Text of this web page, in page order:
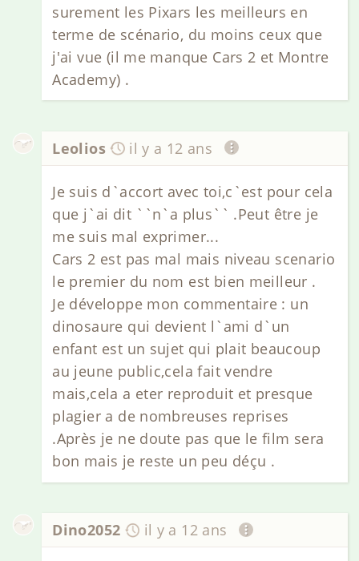
surement les Pixars les meilleurs en
terme de scénario, du moins ceux que
j'ai vue (il me manque Cars 2 et Montre
Academy) .
Leolios il y a 12 ans
Je suis d`accort avec toi,c`est pour cela
que j`ai dit ``n`a plus`` .Peut être je
me suis mal exprimer...
Cars 2 est pas mal mais niveau scenario
le premier du nom est bien meilleur .
Je développe mon commentaire : un
dinosaure qui devient l`ami d`un
enfant est un sujet qui plait beaucoup
au jeune public,cela fait vendre
mais,cela a eter reproduit et presque
plagier a de nombreuses reprises
.Après je ne doute pas que le film sera
bon mais je reste un peu déçu .
Dino2052 il y a 12 ans